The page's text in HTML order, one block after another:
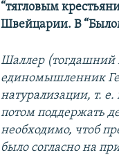
“тягловым
Швейцарии. В
Шаллер (тогдашний
единомышленник
натурализации, т.
потом поддержать
необходимо, чтоб
было согласно на